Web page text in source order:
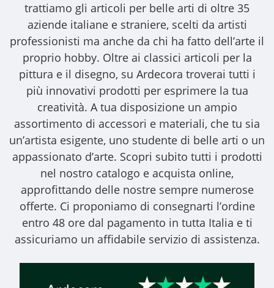
trattiamo gli articoli per belle arti di oltre 35
aziende italiane e straniere, scelti da artisti
professionisti ma anche da chi ha fatto dell’arte il
proprio hobby. Oltre ai classici articoli per la
pittura e il disegno, su Ardecora troverai tutti i
più innovativi prodotti per esprimere la tua
creatività. A tua disposizione un ampio
assortimento di accessori e materiali, che tu sia
un’artista esigente, uno studente di belle arti o un
appassionato d’arte. Scopri subito tutti i prodotti
nel nostro catalogo e acquista online,
approfittando delle nostre sempre numerose
offerte. Ci proponiamo di consegnarti l’ordine
entro 48 ore dal pagamento in tutta Italia e ti
assicuriamo un affidabile servizio di assistenza.